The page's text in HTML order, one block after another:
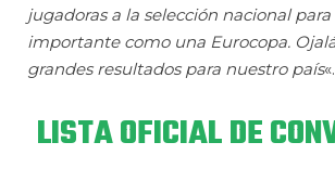
jugadoras a la selección nacional
importante como una Eurocopa.
grandes resultados para nuestro país«.
LISTA OFICIAL DE